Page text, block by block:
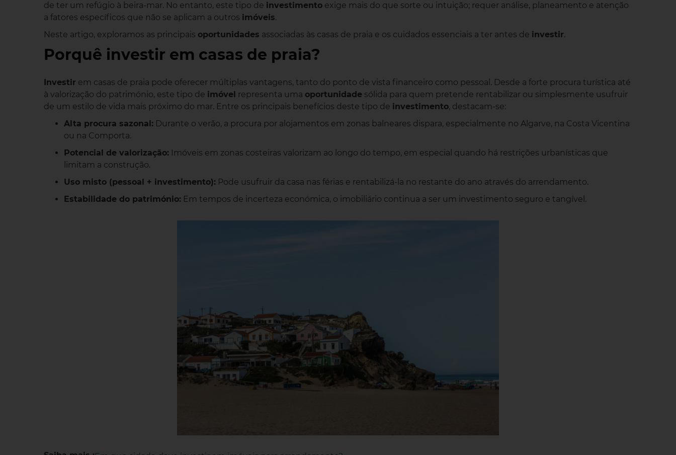
de ter um refúgio à beira-mar. No entanto, este tipo de investimento exige mais do que sorte ou intuição; requer análise, planeamento e atenção
a fatores específicos que não se aplicam a outros imóveis.
Neste artigo, exploramos as principais oportunidades associadas às casas de praia e os cuidados essenciais a ter antes de investir.
Porquê investir em casas de praia?
Investir em casas de praia pode oferecer múltiplas vantagens, tanto do ponto de vista financeiro como pessoal. Desde a forte procura turística até
à valorização do património, este tipo de imóvel representa uma oportunidade sólida para quem pretende rentabilizar ou simplesmente usufruir
de um estilo de vida mais próximo do mar. Entre os principais benefícios deste tipo de investimento, destacam-se:
Alta procura sazonal: Durante o verão, a procura por alojamentos em zonas balneares dispara, especialmente no Algarve, na Costa Vicentina
ou na Comporta.
Potencial de valorização: Imóveis em zonas costeiras valorizam ao longo do tempo, em especial quando há restrições urbanísticas que
limitam a construção.
Uso misto (pessoal + investimento): Pode usufruir da casa nas férias e rentabilizá-la no restante do ano através do arrendamento.
Estabilidade do património: Em tempos de incerteza económica, o imobiliário continua a ser um investimento seguro e tangível.